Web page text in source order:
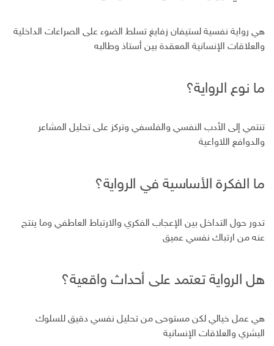
هي رواية نفسية لستيفان زفايغ تسلط الضوء على الصراعات الداخلية
والعلاقات الإنسانية المعقدة بين أستاذ وطالبه
ما نوع الرواية؟
تنتمي إلى الأدب النفسي والفلسفي وتركز على تحليل المشاعر
والدوافع اللاواعية
ما الفكرة الأساسية في الرواية؟
تدور حول التداخل بين الإعجاب الفكري والارتباط العاطفي وما ينتج
عنه من ارتباك نفسي عميق
هل الرواية تعتمد على أحداث واقعية؟
هي عمل خيالي لكن مستوحى من تحليل نفسي دقيق للسلوك
البشري والعلاقات الإنسانية